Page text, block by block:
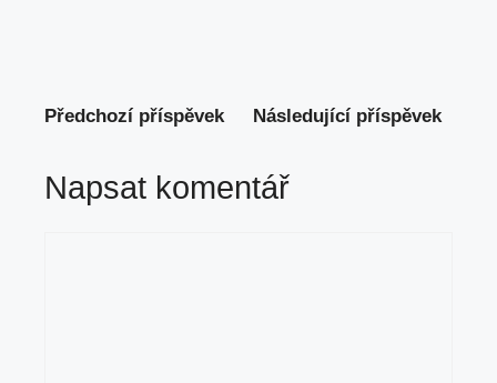
Předchozí příspěvek Následující příspěvek
Napsat komentář